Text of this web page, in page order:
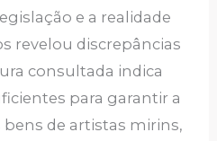
e a realidade
revelou discrepâncias
consultada indica
para garantir a
de artistas mirins,